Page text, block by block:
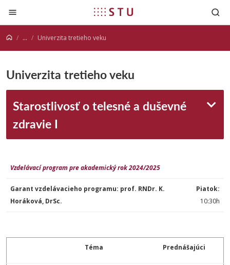
Prejsť na obsah
... Univerzita tretieho veku
Univerzita tretieho veku
Starostlivosť o telesné a duševné
zdravie I
Vzdelávací program pre akademický rok 2024/2025
Garant vzdelávacieho programu: prof. RNDr. K.
Horáková, DrSc.
Piatok:
10:30h
Téma Prednášajúci